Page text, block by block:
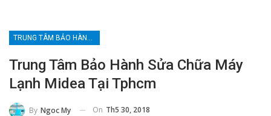
TRUNG TÂM BẢO HÀNH MÁY LẠNH TẠI TPHCM
Trung Tâm Bảo Hành Sửa Chữa Máy
Lạnh Midea Tại Tphcm
By Ngoc My On Th5 30, 2018